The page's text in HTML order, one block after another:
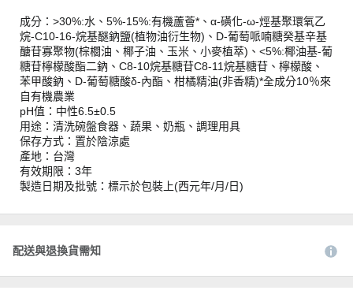
成分：>30%:水、5%-15%:有機蘆薈*、α-磺化-ω-烴基聚環氧乙
烷-C10-16-烷基醚鈉鹽(植物油衍生物)、D-葡萄哌喃糖癸基辛基
醣苷寡聚物(棕櫚油、椰子油、玉米、小麥植萃)、<5%:椰油基-葡
糖苷檸檬酸酯二鈉、C8-10烷基糖苷C8-11烷基糖苷、檸檬酸、
苯甲酸鈉、D-葡萄糖酸δ-內酯、柑橘精油(非香精)*全成分10％來
自有機農業
pH值：中性6.5±0.5
用途：清洗碗盤食器、蔬果、奶瓶、調理用具
保存方式：置於陰涼處
產地：台灣
有效期限：3年
製造日期及批號：標示於包裝上(西元年/月/日)
配送與退換貨需知